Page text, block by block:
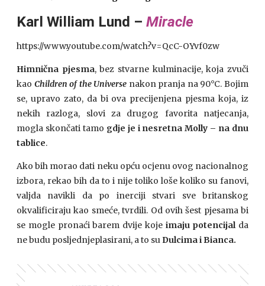
Karl William Lund – Miracle
https://www.youtube.com/watch?v=QcC-OYvf0zw
Himnična pjesma, bez stvarne kulminacije, koja zvuči
kao Children of the Universe nakon pranja na 90°C. Bojim
se, upravo zato, da bi ova precijenjena pjesma koja, iz
nekih razloga, slovi za drugog favorita natjecanja,
mogla skončati tamo gdje je i nesretna Molly – na dnu
tablice.
Ako bih morao dati neku opću ocjenu ovog nacionalnog
izbora, rekao bih da to i nije toliko loše koliko su fanovi,
valjda navikli da po inerciji stvari sve britanskog
okvalificiraju kao smeće, tvrdili. Od ovih šest pjesama bi
se mogle pronaći barem dvije koje imaju potencijalda
ne budu posljednjeplasirani, a to su Dulcima i Bianca.